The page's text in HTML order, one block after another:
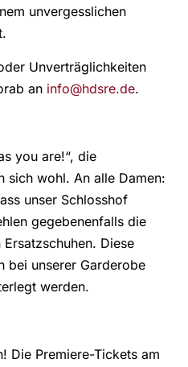
unvergesslichen
Unverträglichkeiten
an info@hdsre.de.
you are!“, die
sich wohl. An alle Damen:
unser Schlosshof
gegebenenfalls die
Diese
bei unserer Garderobe
werden.
Die Premiere-Tickets am